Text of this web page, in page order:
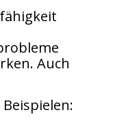
Auch